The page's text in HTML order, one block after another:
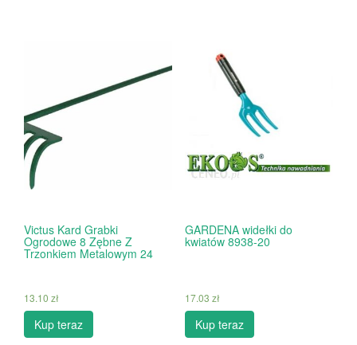
Victus Kard Grabki
Ogrodowe 8 Zębne Z
Trzonkiem Metalowym 24
13.10 zł
Kup teraz
GARDENA widełki do
kwiatów 8938-20
17.03 zł
Kup teraz